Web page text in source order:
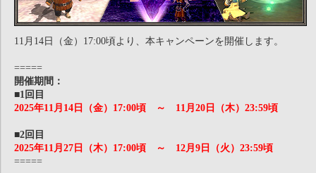
11月14日（金）17:00頃より、本キャンペーンを開催します。
=====
開催期間：
■1回目
2025年11月14日（金）17:00頃 ～ 11月20日（木）23:59頃
■2回目
2025年11月27日（木）17:00頃 ～ 12月9日（火）23:59頃
=====